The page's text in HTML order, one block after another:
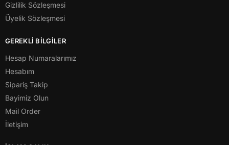
Gizlilik Sözleşmesi
Üyelik Sözleşmesi
GEREKLİ BİLGİLER
Hesap Numaralarımız
Hesabım
Sipariş Takip
Bayimiz Olun
Mail Order
İletişim